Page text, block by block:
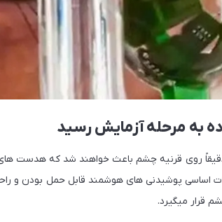
به مرحله آزمایش رسید
دقیقاً روی قرنیه چشم باعث خواهند شد که هدست
پوشیدنی های هوشمند قابل حمل بودن و
قرار میگیرد.